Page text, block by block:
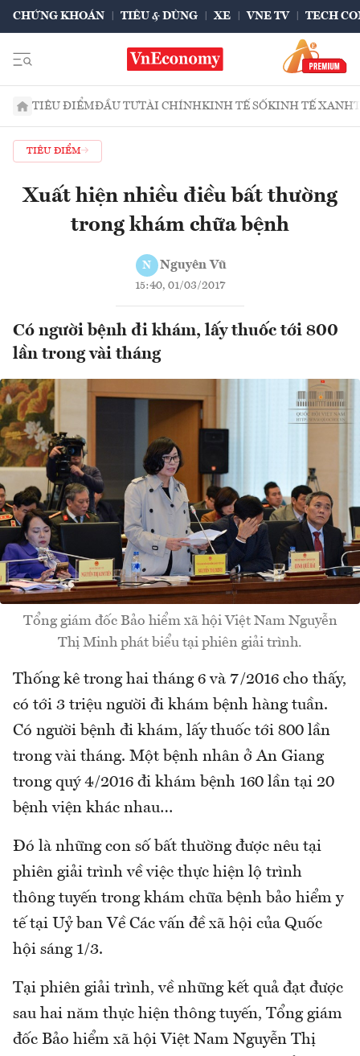
CHỨNG KHOÁN TIÊU & DÙNG XE VNE TV TECH
TIÊU ĐIỂMĐẦU TƯTÀI CHÍNHKINH TẾ SỐKINH TẾ XANH
TIÊU ĐIỂM
Xuất hiện nhiều điều bất thường
trong khám chữa bệnh
N Nguyên Vũ
15:40, 01/03/2017
Có người bệnh đi khám, lấy thuốc tới 800
lần trong vài tháng
Tổng giám đốc Bảo hiểm xã hội Việt Nam Nguyễn
Thị Minh phát biểu tại phiên giải trình.
Thống kê trong hai tháng 6 và 7/2016 cho thấy,
có tới 3 triệu người đi khám bệnh hàng tuần.
Có người bệnh đi khám, lấy thuốc tới 800 lần
trong vài tháng. Một bệnh nhân ở An Giang
trong quý 4/2016 đi khám bệnh 160 lần tại 20
bệnh viện khác nhau…
Đó là những con số bất thường được nêu tại
phiên giải trình về việc thực hiện lộ trình
thông tuyến trong khám chữa bệnh bảo hiểm y
tế tại Uỷ ban Về Các vấn đề xã hội của Quốc
hội sáng 1/3.
Tại phiên giải trình, về những kết quả đạt được
sau hai năm thực hiện thông tuyến, Tổng giám
đốc Bảo hiểm xã hội Việt Nam Nguyễn Thị